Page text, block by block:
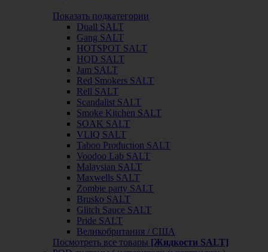
Показать подкатегории
Duall SALT
Gang SALT
HOTSPOT SALT
HQD SALT
Jam SALT
Red Smokers SALT
Rell SALT
Scandalist SALT
Smoke Kitchen SALT
SOAK SALT
VLIQ SALT
Taboo Production SALT
Voodoo Lab SALT
Malaysian SALT
Maxwells SALT
Zombie party SALT
Brusko SALT
Glitch Sauce SALT
Pride SALT
Великобритания / США
Посмотреть все товары [Жидкости SALT]